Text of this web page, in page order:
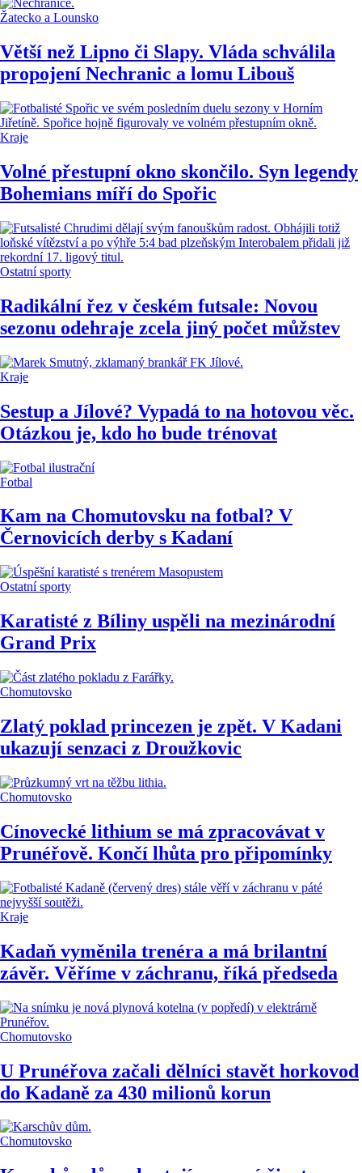
Žatecko a Lounsko
Větší než Lipno či Slapy. Vláda schválila
propojení Nechranic a lomu Libouš
Kraje
Volné přestupní okno skončilo. Syn legendy
Bohemians míří do Spořic
Ostatní sporty
Radikální řez v českém futsale: Novou
sezonu odehraje zcela jiný počet můžstev
Kraje
Sestup a Jílové? Vypadá to na hotovou věc.
Otázkou je, kdo ho bude trénovat
Fotbal
Kam na Chomutovsku na fotbal? V
Černovicích derby s Kadaní
Ostatní sporty
Karatisté z Bíliny uspěli na mezinárodní
Grand Prix
Chomutovsko
Zlatý poklad princezen je zpět. V Kadani
ukazují senzaci z Droužkovic
Chomutovsko
Cínovecké lithium se má zpracovávat v
Prunéřově. Končí lhůta pro připomínky
Kraje
Kadaň vyměnila trenéra a má brilantní
závěr. Věříme v záchranu, říká předseda
Chomutovsko
U Prunéřova začali dělníci stavět horkovod
do Kadaně za 430 milionů korun
Chomutovsko